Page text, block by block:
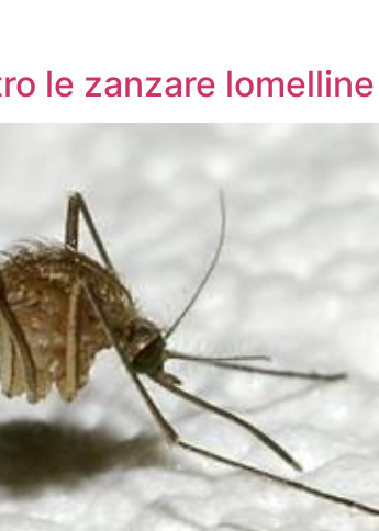
le zanzare lomelline